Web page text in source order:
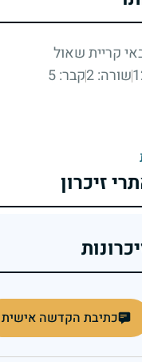
קריית שאול
שורה: 2 קבר: 5
זיכרון
כתיבת הקדשה אישית